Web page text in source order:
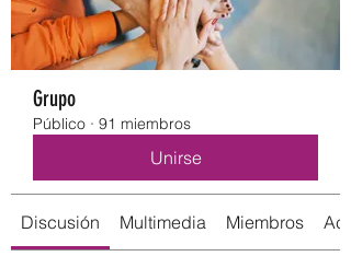
Grupo
Público · 91 miembros
Unirse
Discusión Multimedia Miembros